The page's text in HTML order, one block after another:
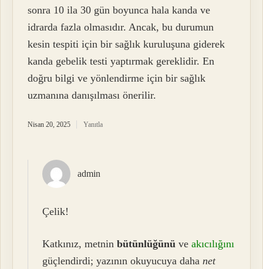
sonra 10 ila 30 gün boyunca hala kanda ve
idrarda fazla olmasıdır. Ancak, bu durumun
kesin tespiti için bir sağlık kuruluşuna giderek
kanda gebelik testi yaptırmak gereklidir. En
doğru bilgi ve yönlendirme için bir sağlık
uzmanına danışılması önerilir.
Nisan 20, 2025 Yanıtla
admin
Çelik!
Katkınız, metninbütünlüğünü veakıcılığını
güçlendirdi; yazının okuyucuya dahanet